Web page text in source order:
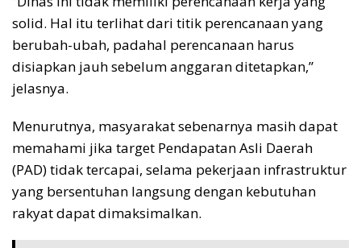
solid. Hal itu terlihat dari titik perencanaan yang
berubah-ubah, padahal perencanaan harus
disiapkan jauh sebelum anggaran ditetapkan,”
jelasnya.
Menurutnya, masyarakat sebenarnya masih dapat
memahami jika target Pendapatan Asli Daerah
(PAD) tidak tercapai, selama pekerjaan infrastruktur
yang bersentuhan langsung dengan kebutuhan
rakyat dapat dimaksimalkan.